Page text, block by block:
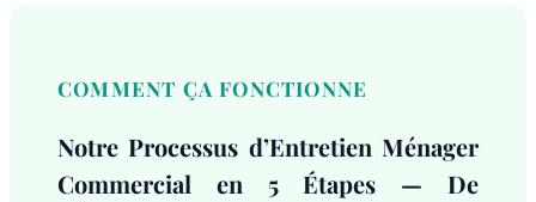
COMMENT ÇA FONCTIONNE
Notre Processus d’Entretien Ménager
Commercial en 5 Étapes — De